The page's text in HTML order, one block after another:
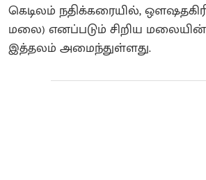
கெடிலம் நதிக்கரையில்,
மலை) எனப்படும் சிறிய மலையின்
இத்தலம் அமைந்துள்ளது.